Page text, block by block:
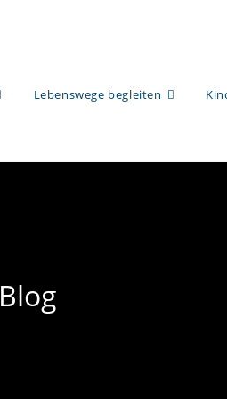
Lebenswege begleiten
Blog